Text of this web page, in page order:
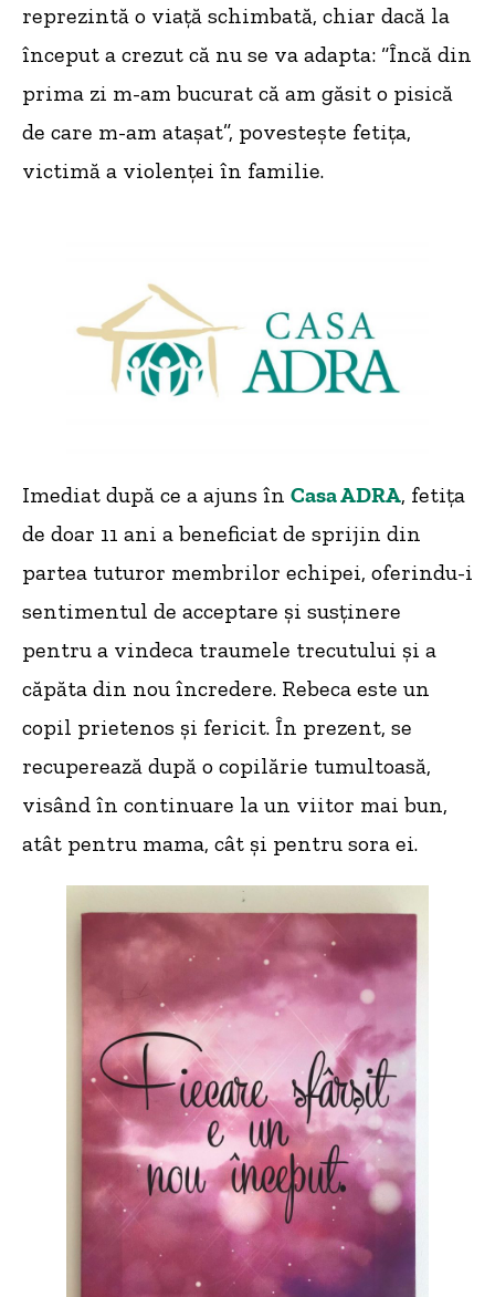
reprezintă o viață schimbată, chiar dacă la
început a crezut că nu se va adapta: “Încă din
prima zi m-am bucurat că am găsit o pisică
de care m-am atașat”, povestește fetița,
victimă a violenței în familie.
Imediat după ce a ajuns în Casa ADRA, fetița
de doar 11 ani a beneficiat de sprijin din
partea tuturor membrilor echipei, oferindu-i
sentimentul de acceptare și susținere
pentru a vindeca traumele trecutului și a
căpăta din nou încredere. Rebeca este un
copil prietenos și fericit. În prezent, se
recuperează după o copilărie tumultoasă,
visând în continuare la un viitor mai bun,
atât pentru mama, cât și pentru sora ei.